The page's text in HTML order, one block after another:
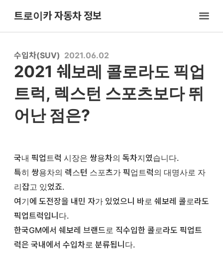
트로이카 자동차 정보
2021 쉐보레 콜로라도 픽업
트럭, 렉스턴 스포츠보다 뛰
어난 점은?
수입차(SUV) 2021.06.02
국내 픽업트럭 시장은 쌍용차의 독차지였습니다.
특히 쌍용차의 렉스턴 스포츠가 픽업트럭의 대명사로 자
리잡고 있었죠.
여기에 도전장을 내민 자가 있었으니 바로 쉐보레 콜로라도
픽업트럭입니다.
한국GM에서 쉐보레 브랜드로 직수입한 콜로라도 픽업트
럭은 국내에서 수입차로 분류됩니다.